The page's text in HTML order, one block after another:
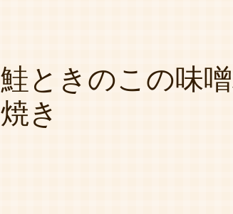
鮭ときのこの味
焼き